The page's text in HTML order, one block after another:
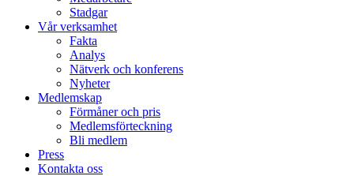
Stadgar
Vår verksamhet
Fakta
Analys
Nätverk och konferens
Nyheter
Medlemskap
Förmåner och pris
Medlemsförteckning
Bli medlem
Press
Kontakta oss